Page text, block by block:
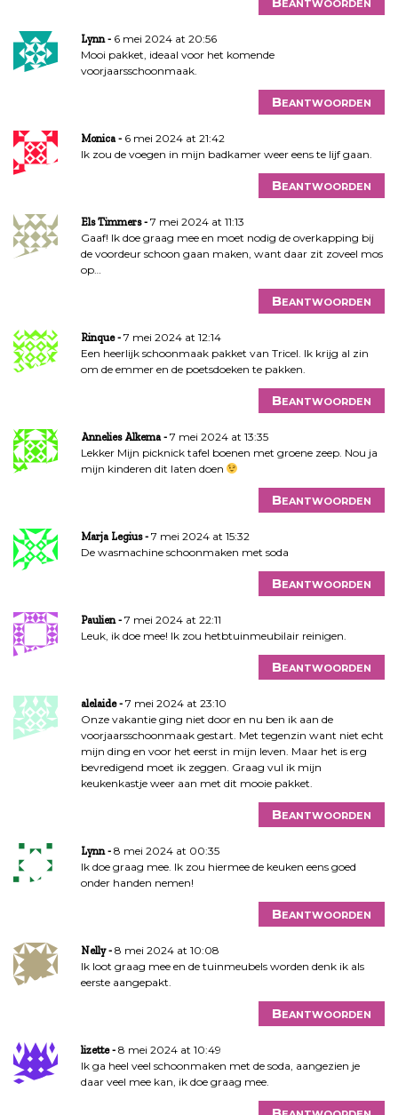
Lynn
6 mei 2024 at 20:56
Mooi pakket, ideaal voor het komende
voorjaarsschoonmaak.
Beantwoorden
Monica
6 mei 2024 at 21:42
Ik zou de voegen in mijn badkamer weer eens te lijf gaan.
Beantwoorden
Els Timmers
7 mei 2024 at 11:13
Gaaf! Ik doe graag mee en moet nodig de overkapping bij
de voordeur schoon gaan maken, want daar zit zoveel mos
op…
Beantwoorden
Rinque
7 mei 2024 at 12:14
Een heerlijk schoonmaak pakket van Tricel. Ik krijg al zin
om de emmer en de poetsdoeken te pakken.
Beantwoorden
Annelies Alkema
7 mei 2024 at 13:35
Lekker Mijn picknick tafel boenen met groene zeep. Nou ja
mijn kinderen dit laten doen
Beantwoorden
Marja Legius
7 mei 2024 at 15:32
De wasmachine schoonmaken met soda
Beantwoorden
Paulien
7 mei 2024 at 22:11
Leuk, ik doe mee! Ik zou hetbtuinmeubilair reinigen.
Beantwoorden
alelaide
7 mei 2024 at 23:10
Onze vakantie ging niet door en nu ben ik aan de
voorjaarsschoonmaak gestart. Met tegenzin want niet echt
mijn ding en voor het eerst in mijn leven. Maar het is erg
bevredigend moet ik zeggen. Graag vul ik mijn
keukenkastje weer aan met dit mooie pakket.
Beantwoorden
Lynn
8 mei 2024 at 00:35
Ik doe graag mee. Ik zou hiermee de keuken eens goed
onder handen nemen!
Beantwoorden
Nelly
8 mei 2024 at 10:08
Ik loot graag mee en de tuinmeubels worden denk ik als
eerste aangepakt.
Beantwoorden
lizette
8 mei 2024 at 10:49
Ik ga heel veel schoonmaken met de soda, aangezien je
daar veel mee kan, ik doe graag mee.